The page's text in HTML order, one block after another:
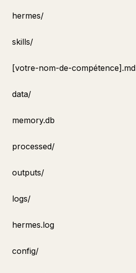
hermes/
skills/
[votre-nom-de-compétence].md
data/
memory.db
processed/
outputs/
logs/
hermes.log
config/